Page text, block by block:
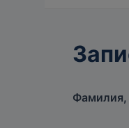
5) СНИЛС.
6) Договор
Отправьте
эл. почта:
тел.: 8(861)
Фамилия,